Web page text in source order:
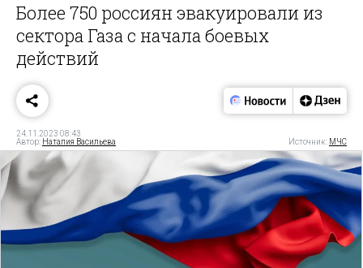
Более 750 россиян эвакуировали из
сектора Газа с начала боевых
действий
24.11.2023 08:43
Автор: Наталия Васильева Источник: МЧС